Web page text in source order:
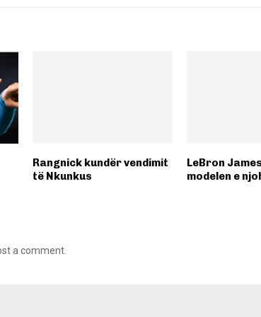
Rangnick kundër vendimit
të Nkunkus
LeBron
modelen e
a comment.